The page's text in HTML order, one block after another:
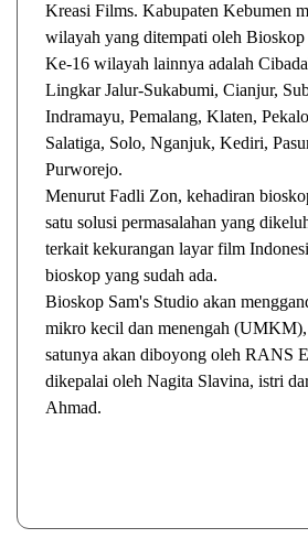
Kreasi Films. Kabupaten Kebumen
wilayah yang ditempati oleh Bioskop
Ke-16 wilayah lainnya adalah
Lingkar Jalur-Sukabumi, Cianjur,
Indramayu, Pemalang, Klaten,
Salatiga, Solo, Nganjuk, Kediri,
Purworejo.
Menurut Fadli Zon, kehadiran
satu solusi permasalahan yang
terkait kekurangan layar film
bioskop yang sudah ada.
Bioskop Sam's Studio akan
mikro kecil dan menengah (UMKM),
satunya akan diboyong oleh RANS
dikepalai oleh Nagita Slavina, istri
Ahmad.